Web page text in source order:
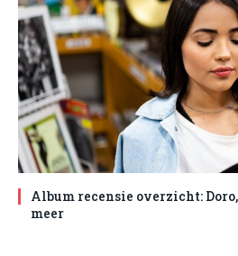
Album recensie overzicht:
meer